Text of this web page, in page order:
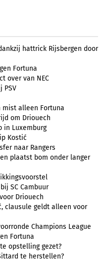
hattrick Rijsbergen door
Fortuna
over van NEC
PSV
mist alleen Fortuna
om Driouech
in Luxemburg
Kostić
naar Rangers
plaatst bom onder langer
SC Cambuur
Driouech
clausule geldt alleen voor
Champions League
Fortuna
opstelling gezet?
te herstellen?